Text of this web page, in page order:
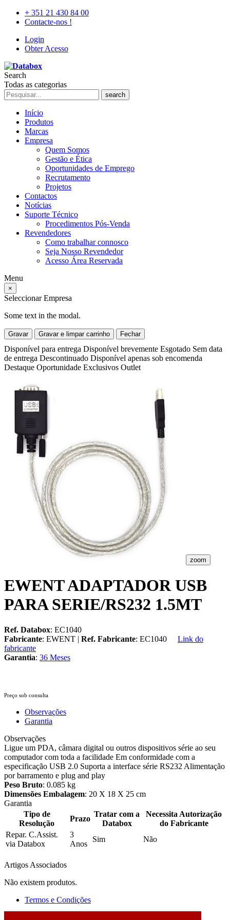
+ 351 21 430 84 00
Contacte-nos !
Login
Obter Acesso
Search
Todas as categorias
search
Início
Produtos
Marcas
Empresa
Quem Somos
Gestão e Ética
Oportunidades de Emprego
Recrutamento
Projetos
Contactos
Notícias
Suporte Técnico
Procedimentos Pós-Venda
Revendedores
Como trabalhar connosco
Seja Nosso Revendedor
Acesso Área Reservada
Menu
×
Seleccionar Empresa
Some text in the modal.
Gravar Gravar e limpar carrinho Fechar
Disponível para entrega Disponível brevemente Esgotado Sem data
de entrega Descontinuado Disponível apenas sob encomenda
Destaque Oportunidade Exclusivos Outlet
zoom
EWENT ADAPTADOR USB
PARA SERIE/RS232 1.5MT
Ref. Databox: EC1040
Fabricante: EWENT | Ref. Fabricante: EC1040
Link do
fabricante
Garantia: 36 Meses
Preço sob consulta
Observações
Garantia
Observações
Ligue um PDA, câmara digital ou outros dispositivos série ao seu
computador com toda a facilidade Em conformidade com a
especificação USB 2.0 Suporta a interface série RS232 Alimentação
por barramento e plug and play
Peso Bruto: 0.085 kg
Dimensões Embalagem: 20 X 18 X 25 cm
Garantia
Tipo de
Resolução
Prazo
Tratar com a
Databox
Necessita Autorização
do Fabricante
Repar. C.Assist.
via Databox
3
Anos
Sim Não
Artigos Associados
Não existem produtos.
Termos e Condições